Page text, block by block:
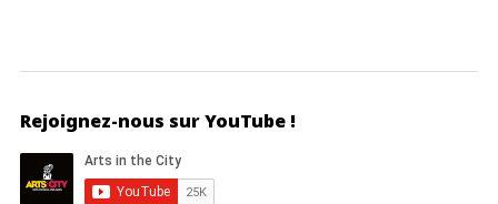
Rejoignez-nous sur YouTube !